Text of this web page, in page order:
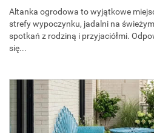
Altanka ogrodowa to wyjątkowe
strefy wypoczynku, jadalni na
spotkań z rodziną i przyjaciółmi.
się...